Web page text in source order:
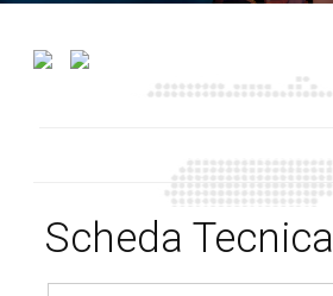
Scheda Tecnica